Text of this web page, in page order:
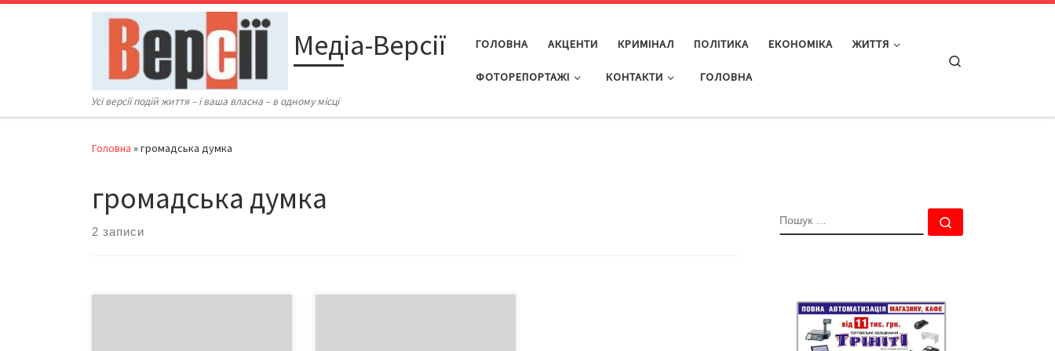
Перейти до вмісту
Медіа-Версії
Усі версії подій життя – і ваша власна – в одному місці
ГОЛОВНА АКЦЕНТИ КРИМІНАЛ ПОЛІТИКА ЕКОНОМІКА ЖИТТЯ
ФОТОРЕПОРТАЖІ КОНТАКТИ ГОЛОВНА
Головна »громадська думка
громадська думка
2 записи
ПОШУК